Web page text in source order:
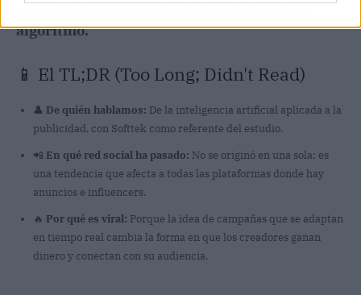
algoritmo.
📱 El TL;DR (Too Long; Didn't Read)
👤 De quién hablamos: De la inteligencia artificial aplicada a la
publicidad, con Softtek como referente del estudio.
📲 En qué red social ha pasado: No se originó en una sola; es
una tendencia que afecta a todas las plataformas donde hay
anuncios e influencers.
🔥 Por qué es viral: Porque la idea de campañas que se adaptan
en tiempo real cambia la forma en que los creadores ganan
dinero y conectan con su audiencia.